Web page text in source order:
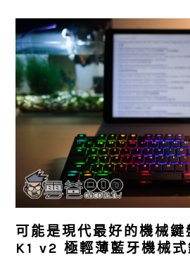
可能是現代最好的機械
K1 v2 極輕薄藍牙機械式